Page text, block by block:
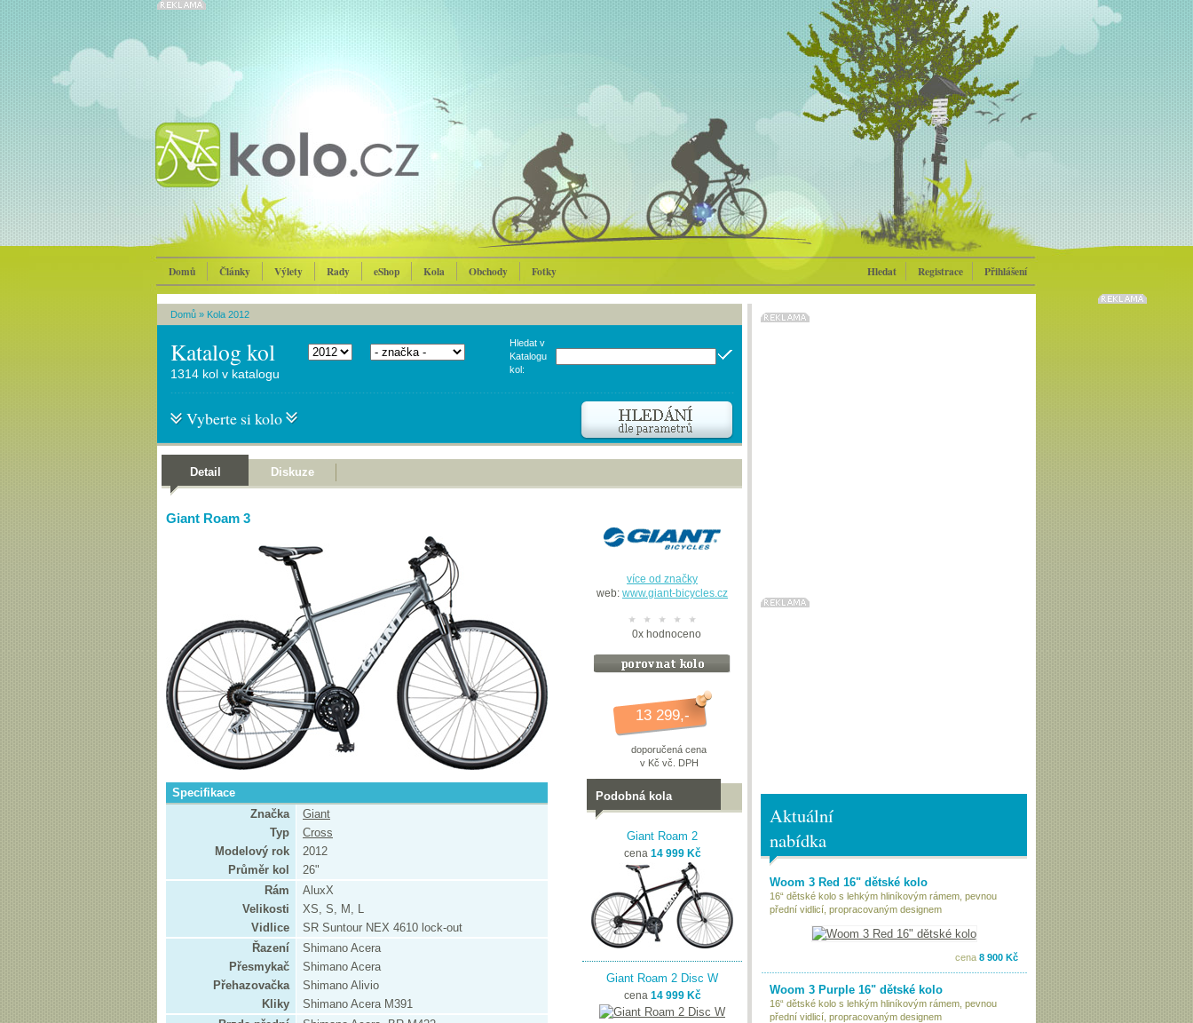
Domů Články Výlety Rady eShop Kola Obchody Fotky Hledat Registrace Přihlášení
Domů » Kola 2012
Katalog kol
Hledat v
Katalogu
kol:
1314 kol v katalogu
Vyberte si kolo
Detail Diskuze
Giant Roam 3
Specifikace
Značka
Giant
Typ
Cross
Modelový rok
2012
Průměr kol
26"
Rám
AluxX
Velikosti
XS, S, M, L
Vidlice
SR Suntour NEX 4610 lock-out
Řazení
Shimano Acera
Přesmykač
Shimano Acera
Přehazovačka
Shimano Alivio
Kliky
Shimano Acera M391
více od značky
web: www.giant-bicycles.cz
0xhodnoceno
13 299,-
doporučená cena
v Kč vč. DPH
Podobná kola
Giant Roam 2
cena 14 999 Kč
Giant Roam 2 Disc W
cena 14 999 Kč
Aktuální
nabídka
Woom 3 Red 16" dětské kolo
16“ dětské kolo s lehkým hliníkovým rámem, pevnou
přední vidlicí, propracovaným designem
cena 8 900 Kč
Woom 3 Purple 16" dětské kolo
16“ dětské kolo s lehkým hliníkovým rámem, pevnou
přední vidlicí, propracovaným designem